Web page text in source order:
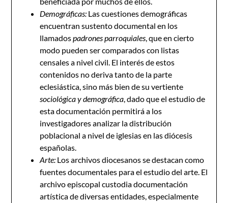
Demográficas: Las cuestiones demográficas
encuentran sustento documental en los
llamadospadrones parroquiales, que en cierto
modo pueden ser comparados con listas
censales a nivel civil. El interés de estos
contenidos no deriva tanto de la parte
eclesiástica, sino más bien de su vertiente
sociológica y demográfica, dado que el estudio de
esta documentación permitirá a los
investigadores analizar la distribución
poblacional a nivel de iglesias en las diócesis
españolas.
Arte: Los archivos diocesanos se destacan como
fuentes documentales para el estudio del arte. El
archivo episcopal custodia documentación
artística de diversas entidades, especialmente